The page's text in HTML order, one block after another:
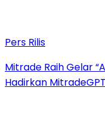
Pers Rilis
Mitrade Raih Gelar
Hadirkan